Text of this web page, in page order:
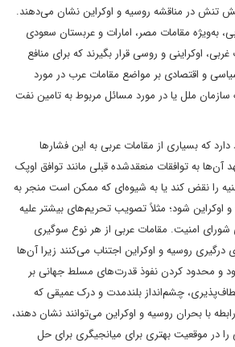
تنش در مناقشه روسیه و اوکراین نشان می‌دهند.
به‌ویژه مقامات مصر، امارات و عربستان سعودی
اوکراینی و روسی قرار بگیرند که برای منافع
و اقتصادی بر مواضع مقامات عرب در مورد
ملل یا در مورد مسائل مربوط به تامین نفت
که بسیاری از مقامات عربی به این فشارها
به توافقات منعقدشده قبلی مانند توافق اوپک
را نقض کند یا به شیوه‌ای که ممکن است منجر به
اوکراین شود؛ مثلاً تصویب تحریم‌های بیشتر علیه
شورای امنیت. مقامات عربی از هر نوع سوگیری
روسیه و اوکراین اجتناب می‌کنند زیرا آن‌ها
و محدود کردن نفوذ قدرت‌های مسلط جهانی بر
چشم‌انداز بلندمدت و درک عمیقی که
با بحران روسیه و اوکراین می‌توانند نشان دهند،
در موقعیت بهتری برای میانجیگری برای حل